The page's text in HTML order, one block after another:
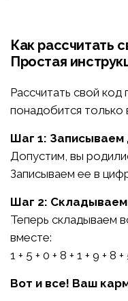
Как рассчитать
Простая
Рассчитать свой
понадобится только
Шаг 1: Записываем
Допустим, вы
Записываем ее в
Шаг 2:
Теперь складываем
вместе:
1 + 5 + 0 + 8 + 1 + 9 + 8
Вот и все! Ваш